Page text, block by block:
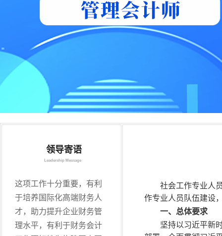
领导寄语
Leadership Message
这项工作十分重要，有利
于培养国际化高端财务人
才，助力提升企业财务管
理水平，有利于财务会计
社会工作专业人
作专业人员队伍建设
一、总体要求
坚持以习近平新